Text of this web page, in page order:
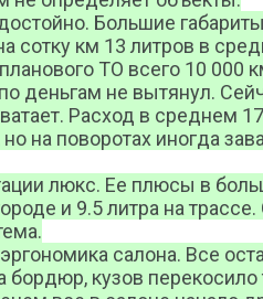
Большие
км 13 литров в
ТО всего 10 000
деньгам не вытянул.
Расход в среднем
на поворотах иногда
люкс. Ее плюсы в
и 9.5 литра на
салона. Все
кузов